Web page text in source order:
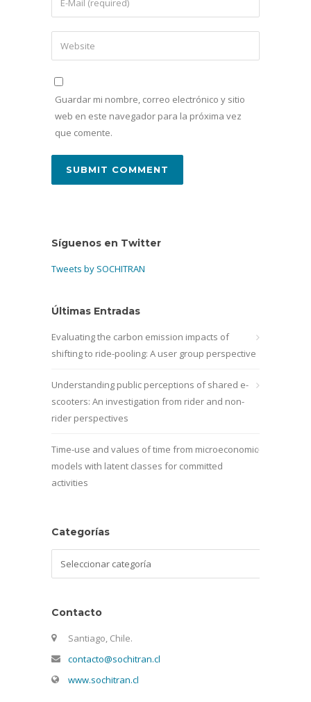
Guardar mi nombre, correo electrónico y sitio
web en este navegador para la próxima vez
que comente.
Síguenos en Twitter
Tweets by SOCHITRAN
Últimas Entradas
Evaluating the carbon emission impacts of
shifting to ride-pooling: A user group perspective
Understanding public perceptions of shared e-
scooters: An investigation from rider and non-
rider perspectives
Time-use and values of time from microeconomic
models with latent classes for committed
activities
Categorías
Contacto
Santiago, Chile.
contacto@sochitran.cl
www.sochitran.cl